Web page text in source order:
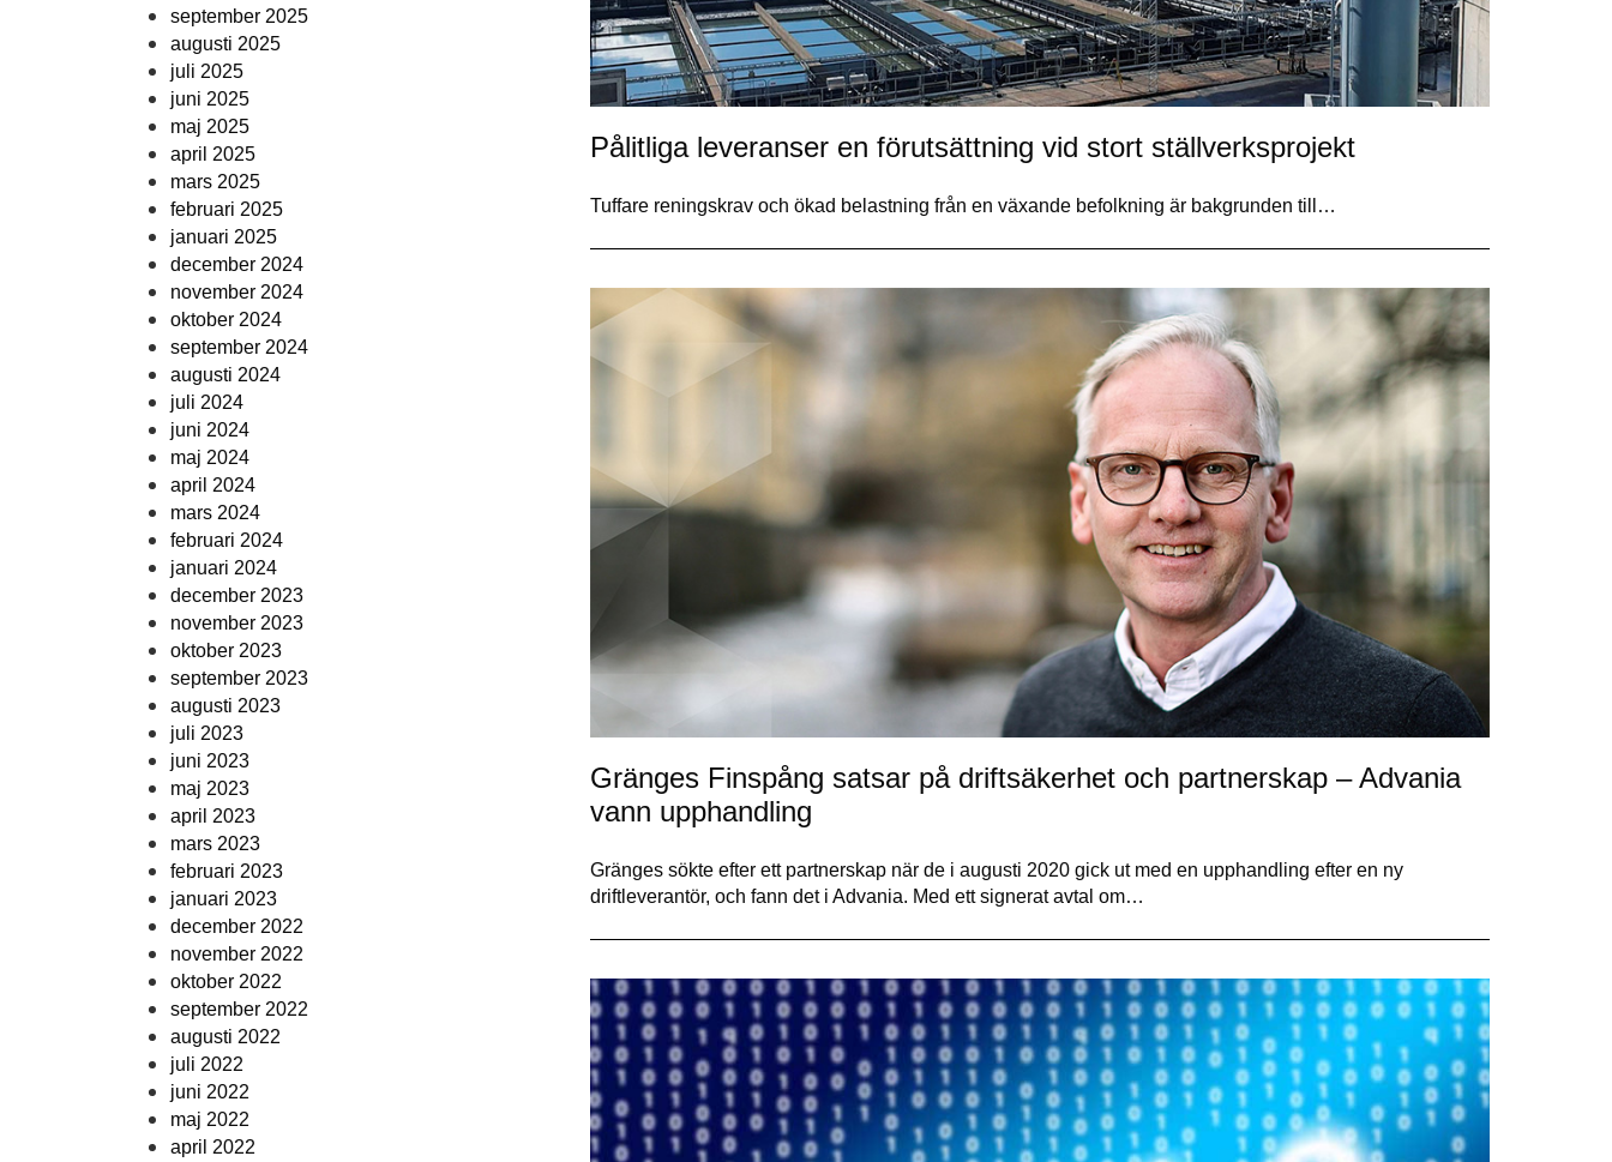
september 2025
augusti 2025
juli 2025
juni 2025
maj 2025
april 2025
mars 2025
februari 2025
januari 2025
december 2024
november 2024
oktober 2024
september 2024
augusti 2024
juli 2024
juni 2024
maj 2024
april 2024
mars 2024
februari 2024
januari 2024
december 2023
november 2023
oktober 2023
september 2023
augusti 2023
juli 2023
juni 2023
maj 2023
april 2023
mars 2023
februari 2023
januari 2023
december 2022
november 2022
oktober 2022
september 2022
augusti 2022
juli 2022
juni 2022
maj 2022
april 2022
Pålitliga leveranser en förutsättning vid stort ställverksprojekt
Tuffare reningskrav och ökad belastning från en växande befolkning är bakgrunden till…
Gränges Finspång satsar på driftsäkerhet och partnerskap – Advania
vann upphandling
Gränges sökte efter ett partnerskap när de i augusti 2020 gick ut med en upphandling efter en ny
driftleverantör, och fann det i Advania. Med ett signerat avtal om…